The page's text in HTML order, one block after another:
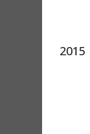
2015